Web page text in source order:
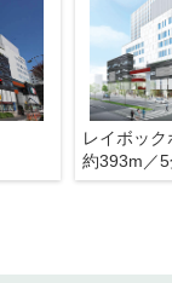
約393m／